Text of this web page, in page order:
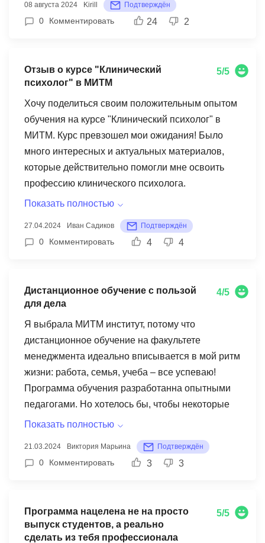
08 августа 2024 Kirill Подтверждён
0 Комментировать 24 2
Отзыв о курсе "Клинический
психолог" в МИТМ
5/5
Хочу поделиться своим положительным опытом
обучения на курсе "Клинический психолог" в
МИТМ. Курс превзошел мои ожидания! Было
много интересных и актуальных материалов,
которые действительно помогли мне освоить
профессию клинического психолога.
Преподаватели на курсе – опытные практики,
материал, но и всегда готовы помочь
разобраться в сложных вопросах. Стоимость
знаний и навыков. Благодаря полученным
знаниям и навыкам, я смог успешно устроиться
по специальности и уже более полугода
работаю клиническим психологом. В целом, я
рекомендую курс "Клинический психолог" в
МИТМ всем, кто хочет получить качественное
образование в этой области.
Показать полностью
27.04.2024 Иван Садиков Подтверждён
0 Комментировать 4 4
Дистанционное обучение с пользой
для дела
4/5
Я выбрала МИТМ институт, потому что
дистанционное обучение на факультете
менеджмента идеально вписывается в мой ритм
жизни: работа, семья, учеба – все успеваю!
Программа обучения разработанна опытными
педагогами. Но хотелось бы, чтобы некоторые
темы преподносились более доступно.
Показать полностью
21.03.2024 Виктория Марьина Подтверждён
0 Комментировать 3 3
Программа нацелена не на просто
выпуск студентов, а реально
сделать из тебя профессионала
5/5